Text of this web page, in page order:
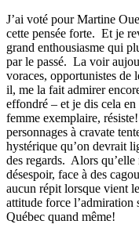
J’ai voté pour Martine
cette pensée forte. Et je
grand enthousiasme qui
par le passé. La voir
voraces, opportunistes de
il, me la fait admirer
effondré – et je dis cela
femme exemplaire,
personnages à cravate
hystérique qu’on devrait
des regards. Alors qu’elle
désespoir, face à des
aucun répit lorsque vient
attitude force
Québec quand même!